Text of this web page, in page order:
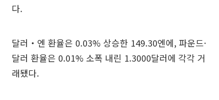
다.
달러‧엔 환율은 0.03% 상승한 149.30엔에, 파운드·
달러 환율은 0.01% 소폭 내린 1.3000달러에 각각 거
래됐다.